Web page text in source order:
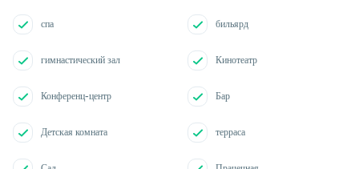
спа бильярд
гимнастический зал Кинотеатр
Конференц-центр Бар
Детская комната терраса